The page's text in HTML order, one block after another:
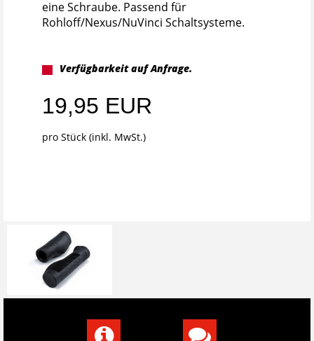
eine Schraube. Passend für
Rohloff/Nexus/NuVinci Schaltsysteme.
Verfügbarkeit auf Anfrage.
19,95 EUR
pro Stück (inkl. MwSt.)